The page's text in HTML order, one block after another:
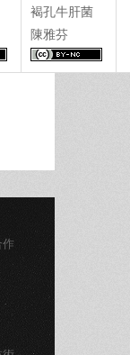
褐孔牛肝菌
陳雅芬
作